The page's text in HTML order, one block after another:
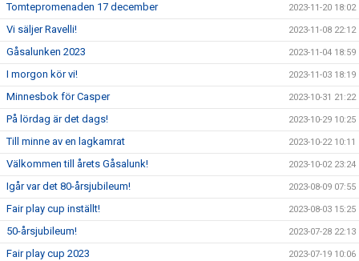
Tomtepromenaden 17 december 2023-11-20 18:02
Vi säljer Ravelli! 2023-11-08 22:12
Gåsalunken 2023 2023-11-04 18:59
I morgon kör vi! 2023-11-03 18:19
Minnesbok för Casper 2023-10-31 21:22
På lördag är det dags! 2023-10-29 10:25
Till minne av en lagkamrat 2023-10-22 10:11
Välkommen till årets Gåsalunk! 2023-10-02 23:24
Igår var det 80-årsjubileum! 2023-08-09 07:55
Fair play cup inställt! 2023-08-03 15:25
50-årsjubileum! 2023-07-28 22:13
Fair play cup 2023 2023-07-19 10:06